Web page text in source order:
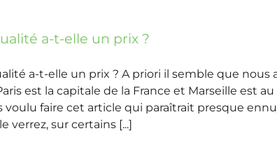
a-t-elle un prix ?
a-t-elle un prix ? A priori il semble que
est la capitale de la France et Marseille est
voulu faire cet article qui paraîtrait presque
verrez, sur certains [...]